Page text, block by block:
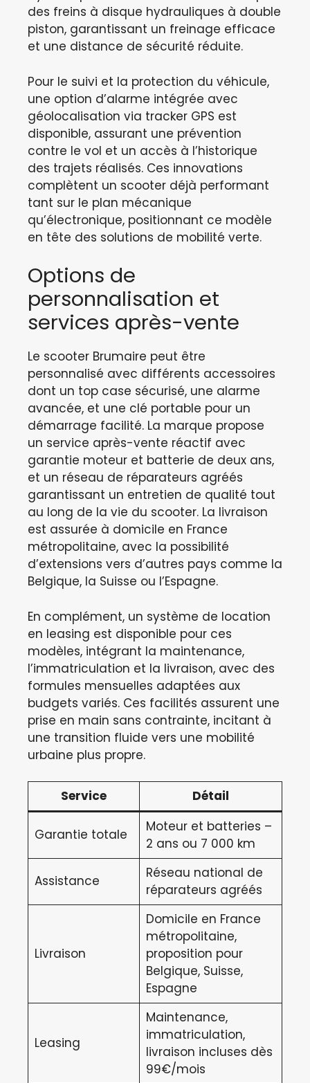
des freins à disque hydrauliques à double
piston, garantissant un freinage efficace
et une distance de sécurité réduite.
Pour le suivi et la protection du véhicule,
une option d’alarme intégrée avec
géolocalisation via tracker GPS est
disponible, assurant une prévention
contre le vol et un accès à l’historique
des trajets réalisés. Ces innovations
complètent un scooter déjà performant
tant sur le plan mécanique
qu’électronique, positionnant ce modèle
en tête des solutions de mobilité verte.
Options de
personnalisation et
services après-vente
Le scooter Brumaire peut être
personnalisé avec différents accessoires
dont un top case sécurisé, une alarme
avancée, et une clé portable pour un
démarrage facilité. La marque propose
un service après-vente réactif avec
garantie moteur et batterie de deux ans,
et un réseau de réparateurs agréés
garantissant un entretien de qualité tout
au long de la vie du scooter. La livraison
est assurée à domicile en France
métropolitaine, avec la possibilité
d’extensions vers d’autres pays comme la
Belgique, la Suisse ou l’Espagne.
En complément, un système de location
en leasing est disponible pour ces
modèles, intégrant la maintenance,
l’immatriculation et la livraison, avec des
formules mensuelles adaptées aux
budgets variés. Ces facilités assurent une
prise en main sans contrainte, incitant à
une transition fluide vers une mobilité
urbaine plus propre.
Service Détail
Garantie totale
Moteur et batteries –
2 ans ou 7 000 km
Assistance
Réseau national de
réparateurs agréés
Livraison
Domicile en France
métropolitaine,
proposition pour
Belgique, Suisse,
Espagne
Leasing
Maintenance,
immatriculation,
livraison incluses dès
99€/mois